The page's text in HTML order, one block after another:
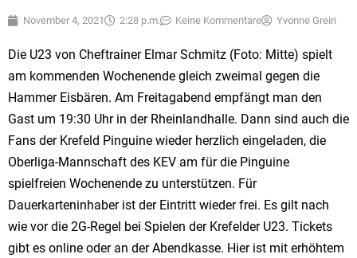
November 4, 2021 2:28 p.m. Keine Kommentare Yvonne Grein
Die U23 von Cheftrainer Elmar Schmitz (Foto: Mitte) spielt
am kommenden Wochenende gleich zweimal gegen die
Hammer Eisbären. Am Freitagabend empfängt man den
Gast um 19:30 Uhr in der Rheinlandhalle. Dann sind auch die
Fans der Krefeld Pinguine wieder herzlich eingeladen, die
Oberliga-Mannschaft des KEV am für die Pinguine
spielfreien Wochenende zu unterstützen. Für
Dauerkarteninhaber ist der Eintritt wieder frei. Es gilt nach
wie vor die 2G-Regel bei Spielen der Krefelder U23. Tickets
gibt es online oder an der Abendkasse. Hier ist mit erhöhtem